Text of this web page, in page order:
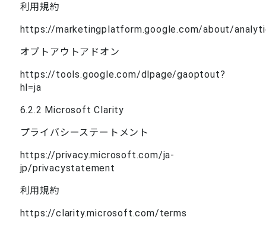
利用規約
https://marketingplatform.google.com/about/
オプトアウトアドオン
https://tools.google.com/dlpage/gaoptout?
hl=ja
6.2.2 Microsoft Clarity
​​プライバシーステートメント
https://privacy.microsoft.com/ja-
jp/privacystatement
利用規約
https://clarity.microsoft.com/terms